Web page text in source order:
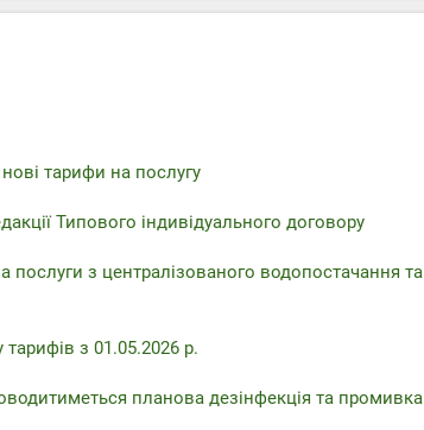
тарифи на послугу
Типового індивідуального договору
з централізованого водопостачання та
з 01.05.2026 р.
планова дезінфекція та промивка